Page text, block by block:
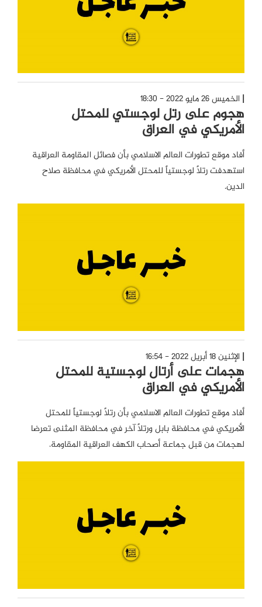
الخميس 26 مايو 2022 - 18:30
هجوم على رتل لوجستي للمحتل
الأمريكي في العراق
أفاد موقع تطورات العالم الاسلامي بأن فصائل المقاومة العراقية
استهدفت رتلاً لوجستياً للمحتل الأمريكي في محافظة صلاح
الدين.
الإثنين 18 أبريل 2022 - 16:54
هجمات على أرتال لوجستية للمحتل
الأمريكي في العراق
أفاد موقع تطورات العالم الاسلامي بأن رتلاً لوجستياً للمحتل
الأمريكي في محافظة بابل ورتلاً آخر في محافظة المثنى تعرضا
لهجمات من قبل جماعة أصحاب الكهف العراقية المقاومة.